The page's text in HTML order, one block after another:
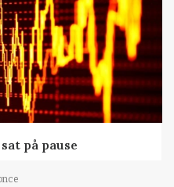
på pause